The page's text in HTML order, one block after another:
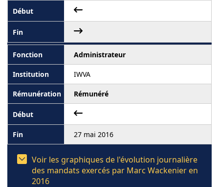
Administrateur
IWVA
Rémunéré
27 mai 2016
Voir les graphiques de l'évolution journalière
des mandats exercés par Marc Wackenier en
2016